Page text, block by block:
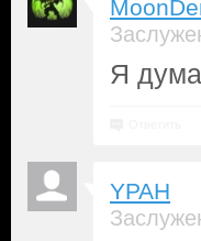
Я
YPAH